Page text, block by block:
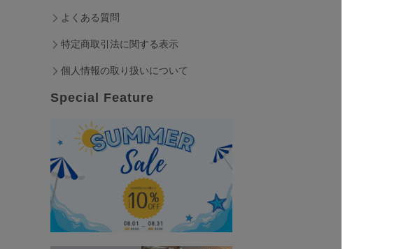
よくある質問
特定商取引法に関する表示
個人情報の取り扱いについて
Special Feature